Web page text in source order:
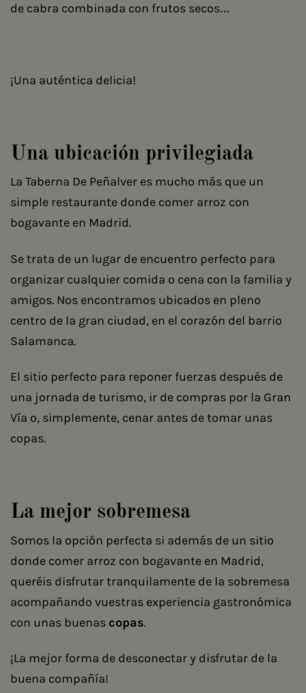
de cabra combinada con frutos secos…
¡Una auténtica delicia!
Una ubicación privilegiada
La Taberna De Peñalver es mucho más que un
simple restaurante donde comer arroz con
bogavante en Madrid.
Se trata de un lugar de encuentro perfecto para
organizar cualquier comida o cena con la familia y
amigos. Nos encontramos ubicados en pleno
centro de la gran ciudad, en el corazón del barrio
Salamanca.
El sitio perfecto para reponer fuerzas después de
una jornada de turismo, ir de compras por la Gran
Vía o, simplemente, cenar antes de tomar unas
copas.
La mejor sobremesa
Somos la opción perfecta si además de un sitio
donde comer arroz con bogavante en Madrid,
queréis disfrutar tranquilamente de la sobremesa
acompañando vuestras experiencia gastronómica
con unas buenas copas.
¡La mejor forma de desconectar y disfrutar de la
buena compañía!